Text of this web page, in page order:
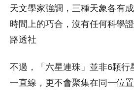
天文學家強調，三種天象各有
時間上的巧合，沒有任何科學
路透社
不過，「六星連珠」並非6顆行
一直線，更不會聚集在同一位